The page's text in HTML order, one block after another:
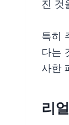
진 것
특히
다는
사한
리